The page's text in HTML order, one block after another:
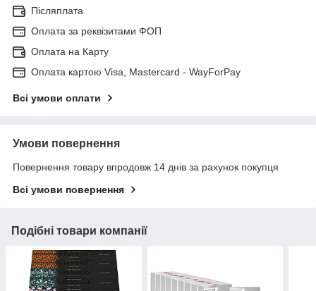
Післяплата
Оплата за реквізитами ФОП
Оплата на Карту
Оплата картою Visa, Mastercard - WayForPay
Всі умови оплати
Умови повернення
Повернення товару впродовж 14 днів за рахунок покупця
Всі умови повернення
Подібні товари компанії